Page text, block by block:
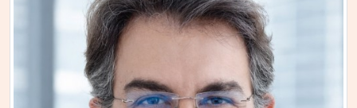
Yoğunluktan kaçarken yoğunlaştırdığımız…